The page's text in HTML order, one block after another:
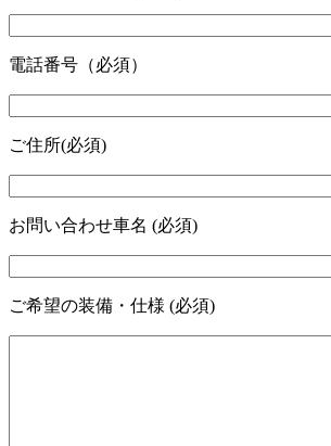
電話番号（必須）
ご住所(必須)
お問い合わせ車名 (必須)
ご希望の装備・仕様 (必須)